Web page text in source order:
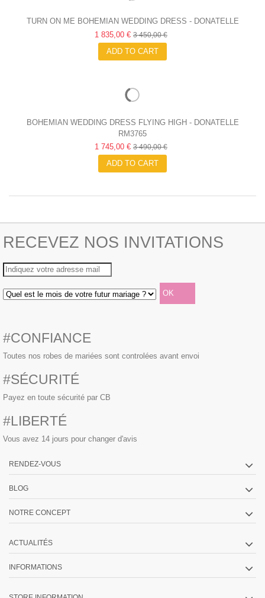
TURN ON ME BOHEMIAN WEDDING DRESS - DONATELLE
GODARD
1 835,00 € 3 450,00 €
ADD TO CART
BOHEMIAN WEDDING DRESS FLYING HIGH - DONATELLE
GODART
RM3765
1 745,00 € 3 490,00 €
ADD TO CART
RECEVEZ NOS INVITATIONS
#CONFIANCE
Toutes nos robes de mariées sont controlées avant envoi
#SÉCURITÉ
Payez en toute sécurité par CB
#LIBERTÉ
Vous avez 14 jours pour changer d'avis
RENDEZ-VOUS
BLOG
NOTRE CONCEPT
ACTUALITÉS
INFORMATIONS